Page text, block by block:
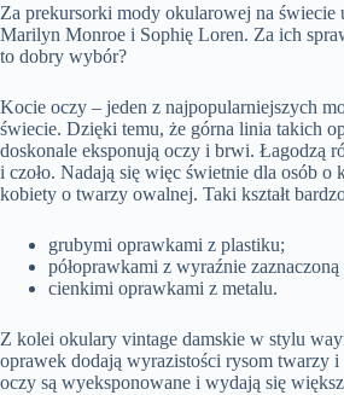
Za prekursorki mody okularowej na
Marilyn Monroe i Sophię Loren. Za ich
to dobry wybór?
Kocie oczy – jeden z najpopularniejszych
świecie. Dzięki temu, że górna linia takich
doskonale eksponują oczy i brwi. Łagodzą
i czoło. Nadają się więc świetnie dla osób
kobiety o twarzy owalnej. Taki kształt
grubymi oprawkami z plastiku;
półoprawkami z wyraźnie
cienkimi oprawkami z metalu.
Z kolei okulary vintage damskie w stylu
oprawek dodają wyrazistości rysom twarzy
oczy są wyeksponowane i wydają się